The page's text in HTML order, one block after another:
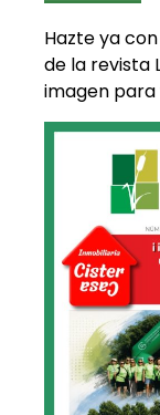
Hazte ya
de la revista
imagen para